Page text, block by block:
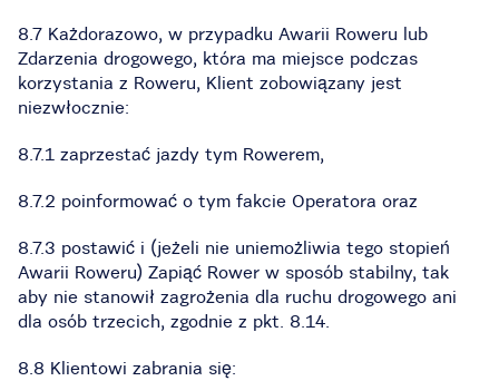
8.7 Każdorazowo, w przypadku Awarii Roweru lub
Zdarzenia drogowego, która ma miejsce podczas
korzystania z Roweru, Klient zobowiązany jest
niezwłocznie:
8.7.1 zaprzestać jazdy tym Rowerem,
8.7.2 poinformować o tym fakcie Operatora oraz
8.7.3 postawić i (jeżeli nie uniemożliwia tego stopień
Awarii Roweru) Zapiąć Rower w sposób stabilny, tak
aby nie stanowił zagrożenia dla ruchu drogowego ani
dla osób trzecich, zgodnie z pkt. 8.14.
8.8 Klientowi zabrania się: